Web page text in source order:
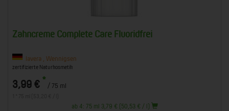
Zahncreme Complete Care Fluoridfrei
lavera , Wennigsen
zertifizierte Naturkosmetik
3,99 € * / 75 ml
ab 4: 75 ml 3,79 € (50,53 € / l)